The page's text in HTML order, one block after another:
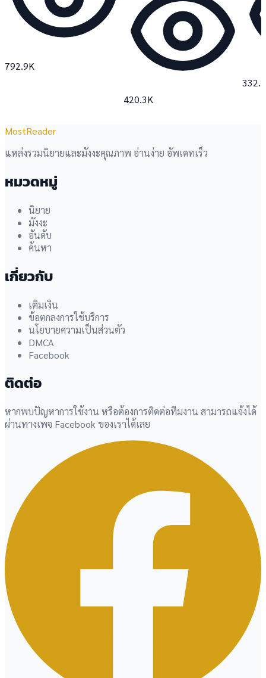
792.9K
420.3K
MostReader
แหล่งรวมนิยายและมังงะคุณภาพ อ่านง่าย อัพเดทเร็ว
หมวดหมู่
นิยาย
มังงะ
อันดับ
ค้นหา
เกี่ยวกับ
เติมเงิน
ข้อตกลงการใช้บริการ
นโยบายความเป็นส่วนตัว
DMCA
Facebook
ติดต่อ
หากพบปัญหาการใช้งาน หรือต้องการติดต่อทีมงาน สามารถแจ้งได้
ผ่านทางเพจ Facebook ของเราได้เลย